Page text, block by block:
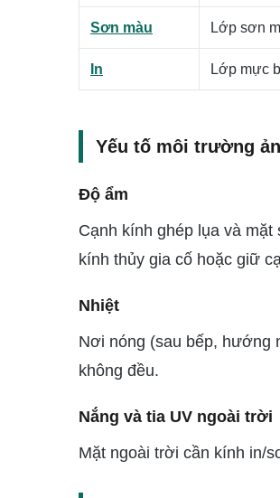
Sơn màu Lớp sơn
In Lớp mực
Yếu tố môi trường
Độ ẩm
Cạnh kính ghép lụa và
kính thủy gia cố hoặc giữ
Nhiệt
Nơi nóng (sau bếp, hướng
không đều.
Nắng và tia UV ngoài trời
Mặt ngoài trời cần kính in/